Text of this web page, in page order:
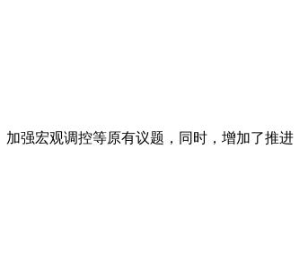
强宏观调控等原有议题，同时，增加了推进